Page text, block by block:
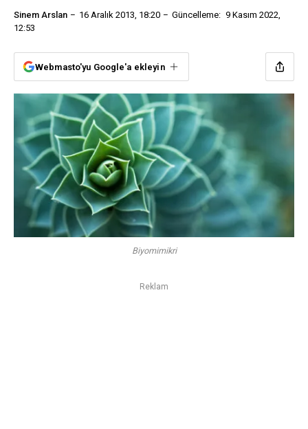
Sinem Arslan 16 Aralık 2013, 18:20 Güncelleme: 9 Kasım 2022,
12:53
Webmasto'yu Google'a ekleyin
Biyomimikri
Reklam